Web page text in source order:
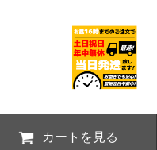
カートを見る